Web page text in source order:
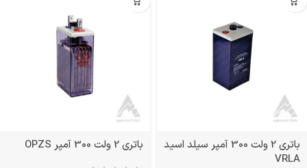
باتری 2 ولت 300 آمپر سیلد اسید
VRLA
باتری 2 ولت 300 آمپر OPZS